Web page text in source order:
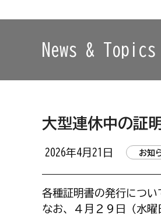
News & Topics
大型連休中の証
2026年4月21日 お知
各種証明書の発行につい
なお、４月２９日（水曜